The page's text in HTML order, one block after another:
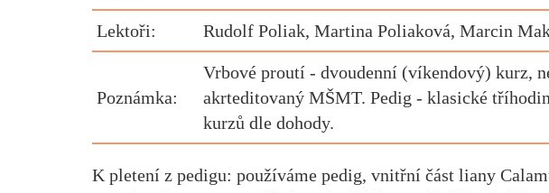
Lektoři: Rudolf Poliak, Martina Poliaková, Marcin
Poznámka:
Vrbové proutí - dvoudenní (víkendový) kurz,
akrteditovaný MŠMT. Pedig - klasické
kurzů dle dohody.
K pletení z pedigu: používáme pedig, vnitřní část liany